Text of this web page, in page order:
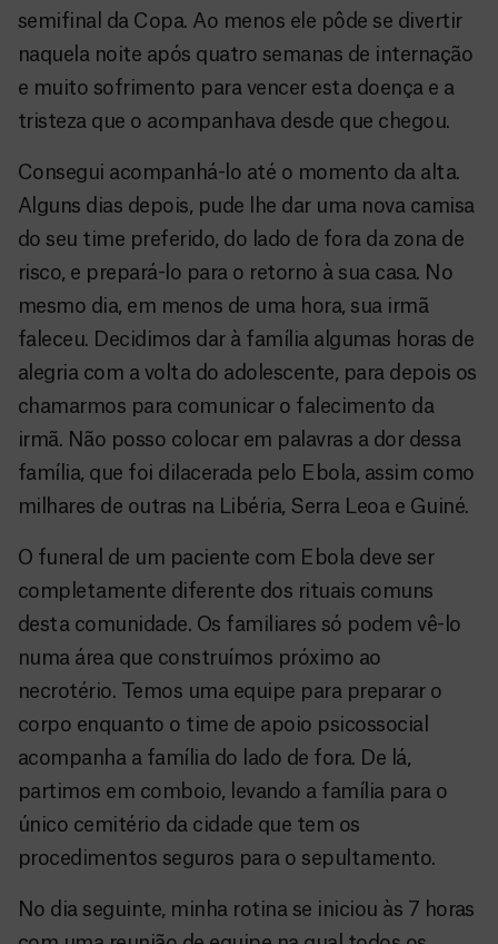
semifinal da Copa. Ao menos ele pôde se divertir
naquela noite após quatro semanas de internação
e muito sofrimento para vencer esta doença e a
tristeza que o acompanhava desde que chegou.
Consegui acompanhá-lo até o momento da alta.
Alguns dias depois, pude lhe dar uma nova camisa
do seu time preferido, do lado de fora da zona de
risco, e prepará-lo para o retorno à sua casa. No
mesmo dia, em menos de uma hora, sua irmã
faleceu. Decidimos dar à família algumas horas de
alegria com a volta do adolescente, para depois os
chamarmos para comunicar o falecimento da
irmã. Não posso colocar em palavras a dor dessa
família, que foi dilacerada pelo Ebola, assim como
milhares de outras na Libéria, Serra Leoa e Guiné.
O funeral de um paciente com Ebola deve ser
completamente diferente dos rituais comuns
desta comunidade. Os familiares só podem vê-lo
numa área que construímos próximo ao
necrotério. Temos uma equipe para preparar o
corpo enquanto o time de apoio psicossocial
acompanha a família do lado de fora. De lá,
partimos em comboio, levando a família para o
único cemitério da cidade que tem os
procedimentos seguros para o sepultamento.
No dia seguinte, minha rotina se iniciou às 7 horas